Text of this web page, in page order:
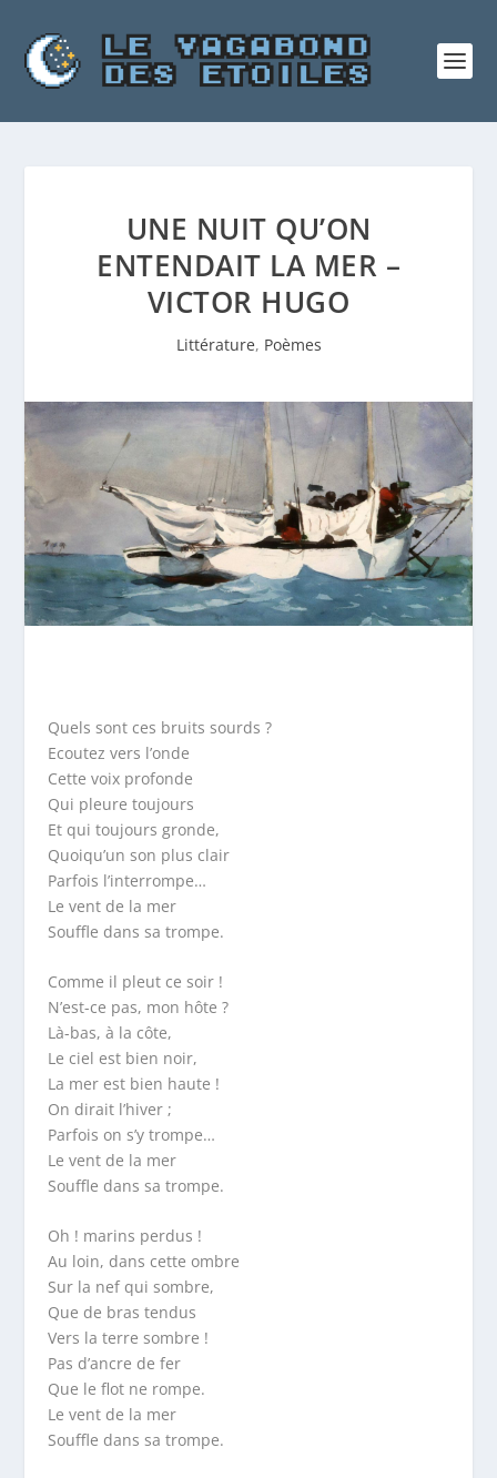
UNE NUIT QU’ON
ENTENDAIT LA MER –
VICTOR HUGO
Littérature, Poèmes
Quels sont ces bruits sourds ?
Ecoutez vers l’onde
Cette voix profonde
Qui pleure toujours
Et qui toujours gronde,
Quoiqu’un son plus clair
Parfois l’interrompe…
Le vent de la mer
Souffle dans sa trompe.
Comme il pleut ce soir !
N’est-ce pas, mon hôte ?
Là-bas, à la côte,
Le ciel est bien noir,
La mer est bien haute !
On dirait l’hiver ;
Parfois on s’y trompe…
Le vent de la mer
Souffle dans sa trompe.
Oh ! marins perdus !
Au loin, dans cette ombre
Sur la nef qui sombre,
Que de bras tendus
Vers la terre sombre !
Pas d’ancre de fer
Que le flot ne rompe.
Le vent de la mer
Souffle dans sa trompe.